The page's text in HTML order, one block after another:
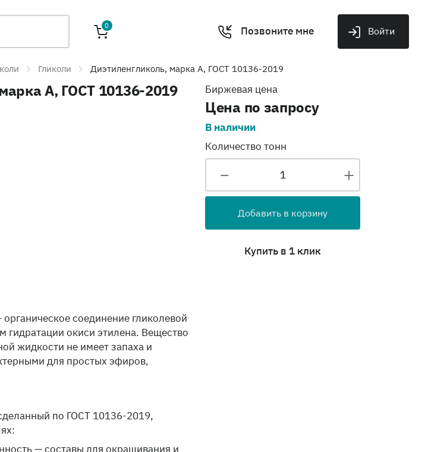
0 Позвоните мне Войти
Гликоли Диэтиленгликоль, марка А, ГОСТ 10136-2019
А, ГОСТ 10136-2019 Биржевая цена
Цена по запросу
В наличии
Количество тонн
Добавить в корзину
Купить в 1 клик
соединение гликолевой
гидратации окиси этилена. Вещество
жидкости не имеет запаха и
для простых эфиров,
по ГОСТ 10136-2019,
— составы для окрашивания и